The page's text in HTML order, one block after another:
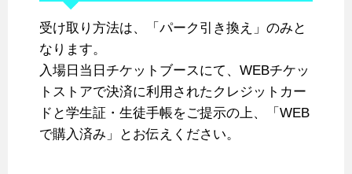
受け取り方法は、「パーク引き換え」のみと
なります。
入場日当日チケットブースにて、WEBチケッ
トストアで決済に利用されたクレジットカー
ドと学生証・生徒手帳をご提示の上、「WEB
で購入済み」とお伝えください。